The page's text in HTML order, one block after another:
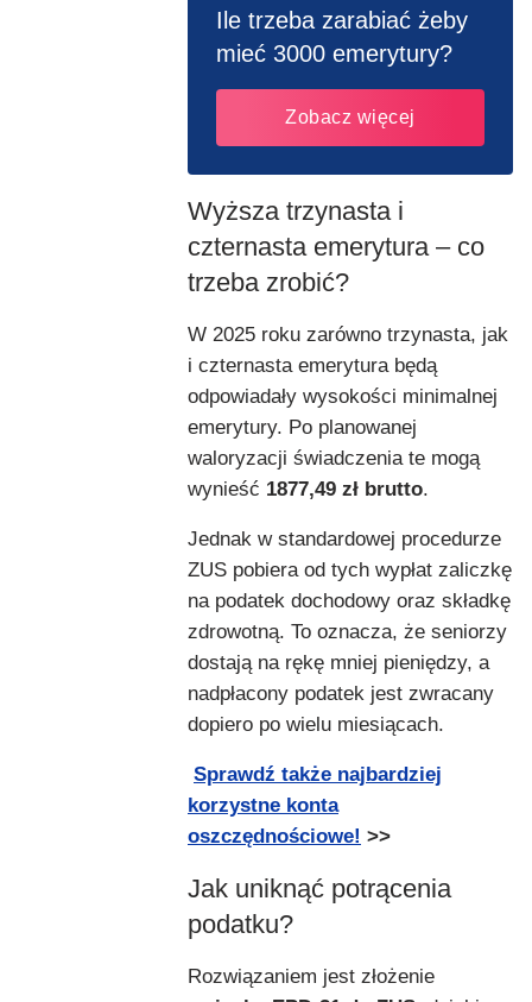
Ile trzeba zarabiać żeby
mieć 3000 emerytury?
Zobacz więcej
Wyższa trzynasta i
czternasta emerytura – co
trzeba zrobić?
W 2025 roku zarówno trzynasta, jak
i czternasta emerytura będą
odpowiadały wysokości minimalnej
emerytury. Po planowanej
waloryzacji świadczenia te mogą
wynieść 1877,49 zł brutto.
Jednak w standardowej procedurze
ZUS pobiera od tych wypłat zaliczkę
na podatek dochodowy oraz składkę
zdrowotną. To oznacza, że seniorzy
dostają na rękę mniej pieniędzy, a
nadpłacony podatek jest zwracany
dopiero po wielu miesiącach.
Sprawdź także najbardziej
korzystne konta
oszczędnościowe! >>
Jak uniknąć potrącenia
podatku?
Rozwiązaniem jest złożenie